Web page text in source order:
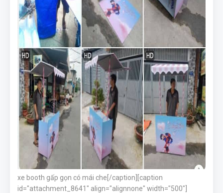
xe booth gấp gọn có mái che[/caption][caption
id="attachment_8641" align="alignnone" width="500"]